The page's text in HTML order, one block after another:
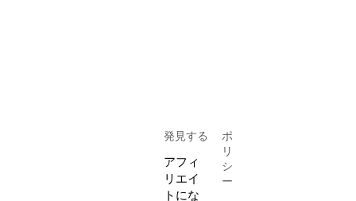
発見する
アフィ
リエイ
トにな
ポ
リ
シ
ー